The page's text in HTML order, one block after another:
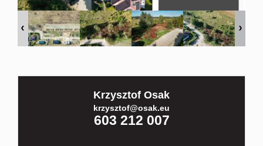
Notatnik
Krzysztof Osak
krzysztof@osak.eu
603 212 007